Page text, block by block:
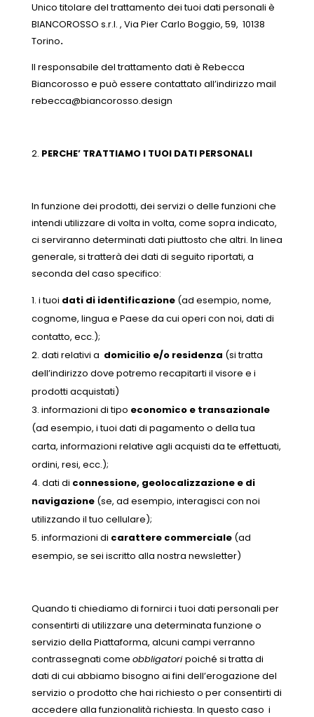
Unico titolare del trattamento dei tuoi dati personali è
BIANCOROSSO s.r.l. , Via Pier Carlo Boggio, 59, 10138
Torino.
Il responsabile del trattamento dati è Rebecca
Biancorosso e può essere contattato all’indirizzo mail
rebecca@biancorosso.design
PERCHE’ TRATTIAMO I TUOI DATI PERSONALI
In funzione dei prodotti, dei servizi o delle funzioni che
intendi utilizzare di volta in volta, come sopra indicato,
ci serviranno determinati dati piuttosto che altri. In linea
generale, si tratterà dei dati di seguito riportati, a
seconda del caso specifico:
i tuoi dati di identificazione (ad esempio, nome,
cognome, lingua e Paese da cui operi con noi, dati di
contatto, ecc.);
dati relativi a domicilio e/o residenza (si tratta
dell’indirizzo dove potremo recapitarti il visore e i
prodotti acquistati)
informazioni di tipo economico e transazionale
(ad esempio, i tuoi dati di pagamento o della tua
carta, informazioni relative agli acquisti da te effettuati,
ordini, resi, ecc.);
dati di connessione, geolocalizzazione e di
navigazione (se, ad esempio, interagisci con noi
utilizzando il tuo cellulare);
informazioni di carattere commerciale (ad
esempio, se sei iscritto alla nostra newsletter)
Quando ti chiediamo di fornirci i tuoi dati personali per
consentirti di utilizzare una determinata funzione o
servizio della Piattaforma, alcuni campi verranno
contrassegnati come obbligatoripoiché si tratta di
dati di cui abbiamo bisogno ai fini dell’erogazione del
servizio o prodotto che hai richiesto o per consentirti di
accedere alla funzionalità richiesta. In questo caso i